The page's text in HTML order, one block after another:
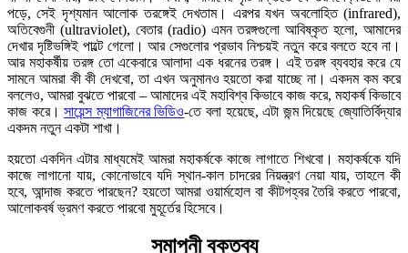
পড়ে, সেই দৃশ্যমান আলোক তরঙ্গেই দেখতাম। এরপর যখন অবলোহিত (infrared),
অতিবেগুনী (ultraviolet), বেতার (radio) এমন তরঙ্গগুলো আবিষ্কৃত হলো, আমাদের
দেখার দৃষ্টিভঙ্গিই পাল্টে গেলো। আর সেগুলোর প্রভাব নিশ্চয়ই নতুন করে বলতে হবে না।
আর মহাকর্ষীয় তরঙ্গ তো একেবারে আলাদা এক ধরনের তরঙ্গ। এই তরঙ্গ ব্যবহার করে যে
সামনে আমরা কী কী দেখবো, তা এখন অনুমানও হয়তো করা যাচ্ছে না। একদম কম করে
বললেও, আমরা বুঝতে পারবো – আমাদের এই মহাবিশ্ব কিভাবে কাজ করে, মহাকর্ষ কিভাবে
কাজ করে।সায়েন্স ম্যাগাজিনের ভিডিও-তে বলা হয়েছে, এটা জন্ম দিয়েছে জ্যোতির্বিদ্যার
একদম নতুন একটা শাখা।
হয়তো একদিন এটার মাধ্যমেই আমরা মহাকর্ষকে কাজে লাগাতে শিখবো। মহাকর্ষকে যদি
কাজে লাগানো যায়, কোনোভাবে যদি স্থান-কাল চাদরের নিয়ন্ত্রণ নেয়া যায়, তাহলে কী
হবে, আন্দাজ করতে পারছেন? হয়তো আমরা ওয়ার্মহোল বা কীটগহ্বর তৈরি করতে পারবো,
আলোকবর্ষ ভ্রমণ করতে পারবো মুহূর্তের হিসেবে।
সমাপনী বক্তব্য